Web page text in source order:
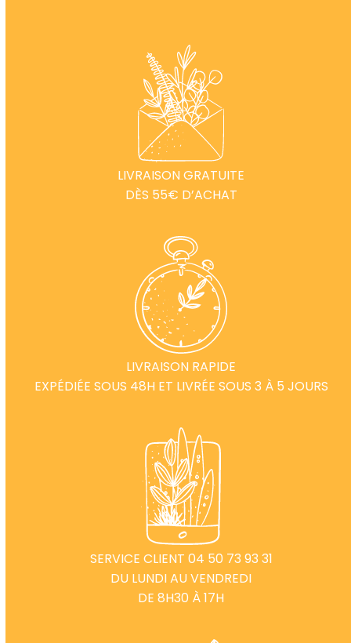
LIVRAISON GRATUITE
DÈS 55€ D’ACHAT
LIVRAISON RAPIDE
EXPÉDIÉE SOUS 48H ET LIVRÉE SOUS 3 À 5 JOURS
SERVICE CLIENT 04 50 73 93 31
DU LUNDI AU VENDREDI
DE 8H30 À 17H